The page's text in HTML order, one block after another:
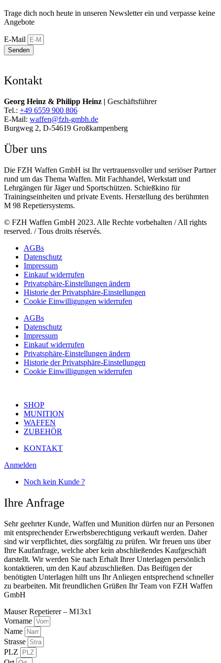
Trage dich noch heute in unseren Newsletter ein und verpasse keine
Angebote
E-Mail
Senden
Kontakt
Georg Heinz & Philipp Heinz | Geschäftsführer
Tel.: +49 6559 900 806
E-Mail: waffen@fzh-gmbh.de
Burgweg 2, D-54619 Großkampenberg
Über uns
Die FZH Waffen GmbH ist Ihr vertrauensvoller und seriöser Partner
rund um das Thema Waffen. Mit Fachhandel, Werkstatt und
Lehrgängen für Jäger und Sportschützen. Schießkino für
Trainingseinheiten und private Events. Herstellung des berühmten
M 98 Repetiersystems.
© FZH Waffen GmbH 2023. Alle Rechte vorbehalten / All rights
reserved. / Tous droits réservés.
AGBs
Datenschutz
Impressum
Einkauf widerrufen
Privatsphäre-Einstellungen ändern
Historie der Privatsphäre-Einstellungen
Cookie Einwilligungen widerrufen
AGBs
Datenschutz
Impressum
Einkauf widerrufen
Privatsphäre-Einstellungen ändern
Historie der Privatsphäre-Einstellungen
Cookie Einwilligungen widerrufen
SHOP
MUNITION
WAFFEN
ZUBEHÖR
KONTAKT
Anmelden
Noch kein Kunde ?
Ihre Anfrage
Sehr geehrter Kunde, Waffen und Munition dürfen nur an Personen
mit entsprechender Erwerbsberechtigung verkauft werden. Daher
sind wir verpflichtet, dies sorgfältig zu prüfen. Wir freuen uns über
Ihre Kaufanfrage, welche aber kein abschließendes Kaufgeschäft
darstellt. Wir werden Sie nach Erhalt Ihrer Unterlagen persönlich
kontaktieren, um den Kauf abzuschließen. Das Beifügen der
benötigten Unterlagen hilft uns Ihr Anliegen entsprechend schneller
zu bearbeiten. Mit freundlichen Grüßen Ihr Team von FZH Waffen
GmbH
Mauser Repetierer – M13x1
Vorname
Name
Strasse
PLZ